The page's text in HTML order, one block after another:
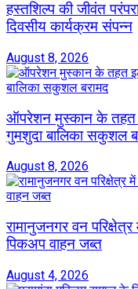
हस्तशिल्प की जीवंत
दिवसीय कार्यक्रम संपन्न
August 8, 2026
ऑपरेशन मुस्कान के तहत
गुमशुदा बालिका सकुशल
August 8, 2026
रामानुजनगर वन
पिकअप वाहन जब्त
August 4, 2026